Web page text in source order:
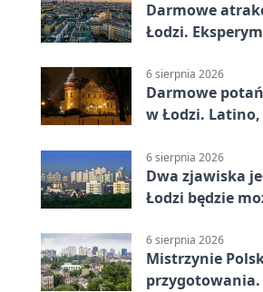
Darmowe
Łodzi.
6 sierpnia 2026
Darmowe
w Łodzi.
6 sierpnia 2026
Dwa zjawiska
Łodzi będzie
6 sierpnia 2026
Mistrzynie